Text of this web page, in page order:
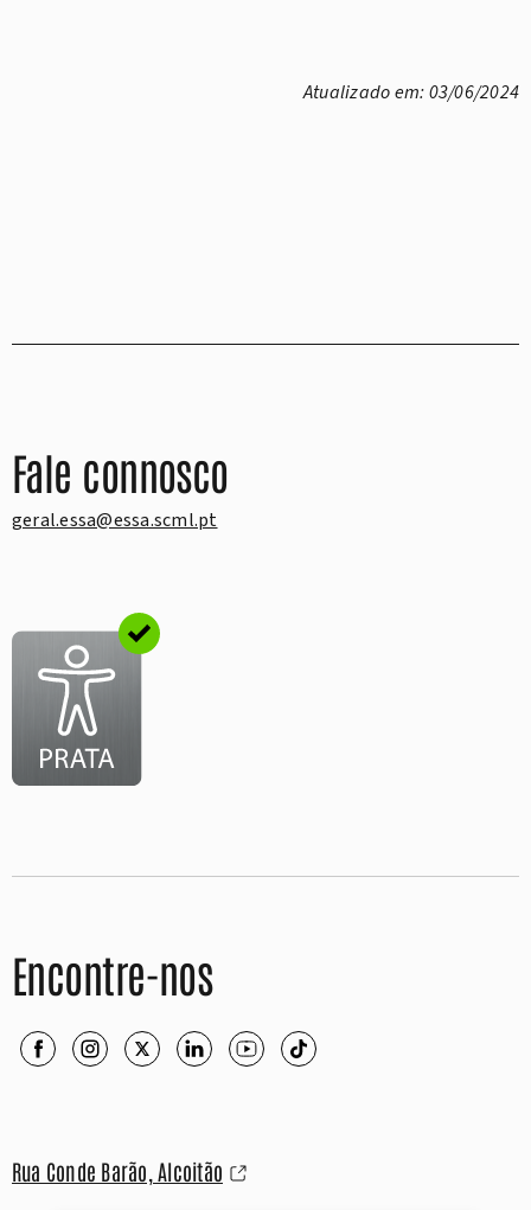
Atualizado em: 03/06/2024
Fale connosco
geral.essa@essa.scml.pt
Encontre-nos
Rua Conde Barão, Alcoitão